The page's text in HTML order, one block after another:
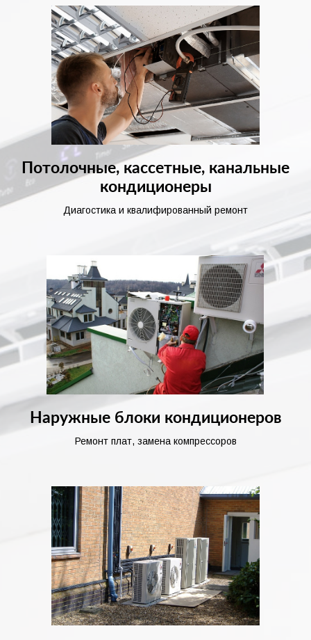
Потолочные, кассетные, канальные
кондиционеры
Диагостика и квалифированный ремонт
Наружные блоки кондиционеров
Ремонт плат, замена компрессоров